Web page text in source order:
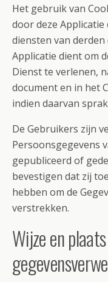
Het gebruik van
door deze
diensten van
Applicatie dient om
Dienst te verlenen,
document en in het
indien daarvan
De Gebruikers zijn
Persoonsgegevens
gepubliceerd of
bevestigen dat zij
hebben om de
verstrekken.
Wijze en